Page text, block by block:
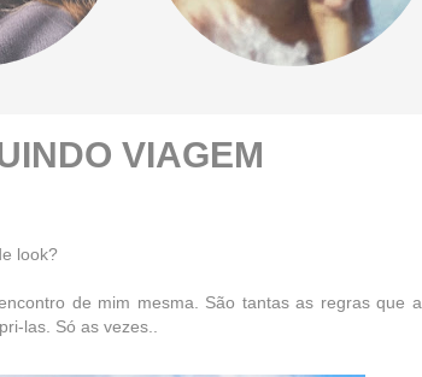
VIAGEM
look?
de mim mesma. São tantas as regras que a
las. Só as vezes..